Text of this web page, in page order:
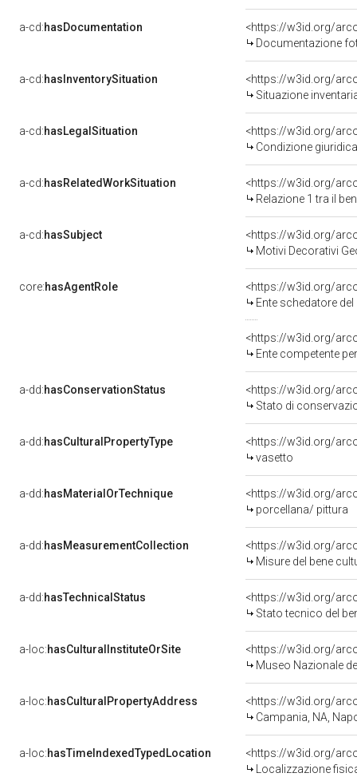
a-cd:hasDocumentation
Documentazione
a-cd:hasInventorySituation
<https://w3id.org/
Situazione
a-cd:hasLegalSituation
Condizione
a-cd:hasRelatedWorkSituation
<https://w3id.org/
Relazione 1 tra il
a-cd:hasSubject
<https://w3id.org/
Motivi Decorativi
core:hasAgentRole
<https://w3id.org/
Ente schedatore
<https://w3id.org/
Ente competente per
a-dd:hasConservationStatus
<https://w3id.org/
Stato di
a-dd:hasCulturalPropertyType
<https://w3id.org/
vasetto
a-dd:hasMaterialOrTechnique
<https://w3id.org/
porcellana/ pittura
a-dd:hasMeasurementCollection
<https://w3id.org/
Misure del bene
a-dd:hasTechnicalStatus
<https://w3id.org/
Stato tecnico del
a-loc:hasCulturalInstituteOrSite
<https://w3id.org/
Museo Nazionale
a-loc:hasCulturalPropertyAddress
<https://w3id.org/
Campania, NA,
a-loc:hasTimeIndexedTypedLocation
<https://w3id.org/
Localizzazione